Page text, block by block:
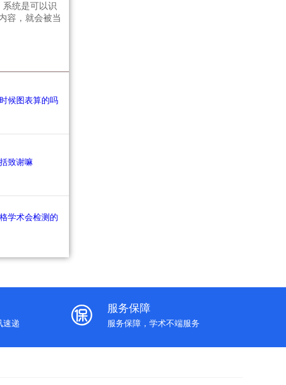
统是可以识
容，就会被当
速递
服务保障
服务保障，学术不端服务